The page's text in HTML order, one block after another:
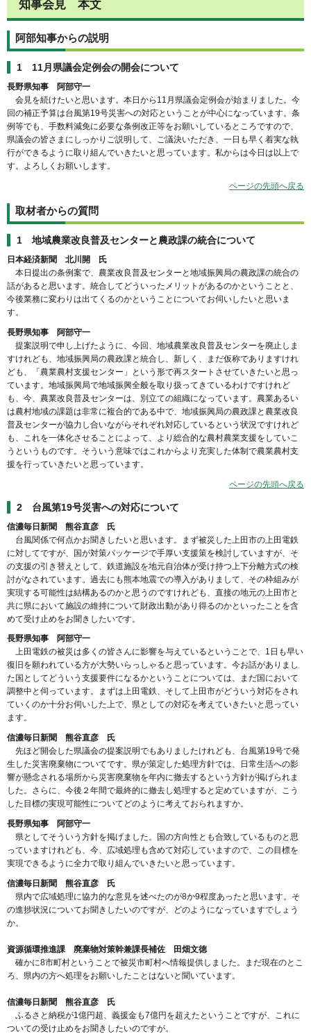
知事会見 本文
阿部知事からの説明
1 11月県議会定例会の開会について
長野県知事 阿部守一
会見を続けたいと思います。本日から11月県議会定例会が始まりました。今
回の補正予算は台風第19号災害への対応ということが中心になっています。条
例等でも、手数料減免に必要な条例改正等をお願いしているところですので、
県議会の皆さまにしっかりご説明して、ご議決いただき、一日も早く着実な執
行ができるように取り組んでいきたいと思っています。私からは今日は以上で
す。よろしくお願いします。
ページの先頭へ戻る
取材者からの質問
1 地域農業改良普及センターと農政課の統合について
日本経済新聞 北川開 氏
本日提出の条例案で、農業改良普及センターと地域振興局の農政課の統合の
話があると思います。統合してどういったメリットがあるのかということと、
今後業務に変わりは出てくるのかということについてお伺いしたいと思いま
す。
長野県知事 阿部守一
提案説明で申し上げたように、今回、地域農業改良普及センターを廃止しま
すけれども、地域振興局の農政課と統合し、新しく、まだ仮称でありますけれ
ども、「農業農村支援センター」という形で再スタートさせていきたいと思っ
ています。地域振興局で地域振興全般を取り扱ってきているわけですけれど
も、今、農業改良普及センターは、別立ての組織になっています。農業あるい
は農村地域の課題は非常に複合的である中で、地域振興局の農政課と農業改良
普及センターが協力し合いながらそれぞれ対応しているという状況ですけれど
も、これを一体化させることによって、より総合的な農村農業支援をしていこ
うというものです。そういう意味ではこれからより充実した体制で農業農村支
援を行っていきたいと思っています。
ページの先頭へ戻る
2 台風第19号災害への対応について
信濃毎日新聞 熊谷直彦 氏
台風関係で何点かお聞きしたいと思います。まず被災した上田市の上田電鉄
に対してですが、国が対策パッケージで手厚い支援策を検討していますが、そ
の支援の引き替えとして、鉄道施設を地元自治体が受け持つ上下分離方式の検
討がなされています。過去にも熊本地震での導入がありまして、その枠組みが
実現する可能性は結構あるのかと思うのですけれども、直接の地元の上田市と
共に県において施設の維持について財政出動があり得るのかといったことを含
めて受け止めをお聞きしたいです。
長野県知事 阿部守一
上田電鉄の被災は多くの皆さんに影響を与えているということで、1日も早い
復旧を願われている方が大勢いらっしゃると思っています。今お話がありまし
た国としてどういう支援要件になるかということについては、まだ国において
調整中と伺っています。まずは上田電鉄、そして上田市がどういう対応をされ
ていくのか十分お伺いした上で、県としての対応を考えていきたいと思ってい
ます。
信濃毎日新聞 熊谷直彦 氏
先ほど開会した県議会の提案説明でもありましたけれども、台風第19号で発
生した災害廃棄物についてです。県が策定した処理方針では、日常生活への影
響が懸念される場所から災害廃棄物を年内に撤去するという方針が掲げられま
した。さらに、今後２年間で最終的に撤去し処理すると定めていますが、こう
した目標の実現可能性についてどのように考えておられますか。
長野県知事 阿部守一
県としてそういう方針を掲げました。国の方向性とも合致しているものと思
っていますけれども、今、広域処理も含めて対応していますので、この目標を
実現できるように全力で取り組んでいきたいと思っています。
信濃毎日新聞 熊谷直彦 氏
県内で広域処理に協力的な意見を述べたのが8か9程度あったと思います。そ
の進捗状況についてお聞きしたいのですが、どのようになっていますでしょう
か。
資源循環推進課 廃棄物対策幹兼課長補佐 田畑文徳
確かに8市町村ということで被災市町村へ情報提供しました。まだ現在のとこ
ろ、県内の方へ処理をお願いしたことはないと聞いています。
信濃毎日新聞 熊谷直彦 氏
ふるさと納税が1億円超、義援金も7億円を超えたということですが、これに
ついての受け止めをお聞きしたいのですが。